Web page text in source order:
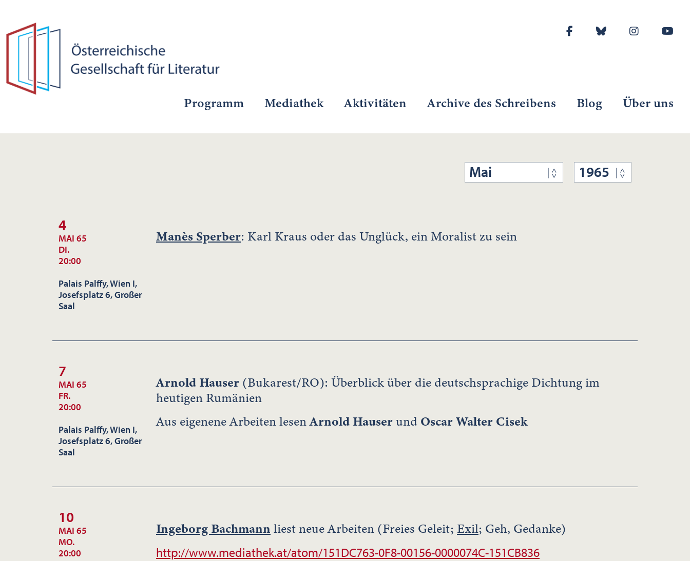
Programm Mediathek Aktivitäten Archive des Schreibens Blog Über uns
Mai 1965
4
MAI 65
DI.
20:00
Palais Palffy, Wien I,
Josefsplatz 6, Großer
Saal
Manès Sperber: Karl Kraus oder das Unglück, ein Moralist zu sein
7
MAI 65
FR.
20:00
Palais Palffy, Wien I,
Josefsplatz 6, Großer
Saal
Arnold Hauser (Bukarest/RO): Überblick über die deutschsprachige Dichtung im
heutigen Rumänien
Aus eigenene Arbeiten lesenArnold Hauserund Oscar Walter Cisek
10
MAI 65
MO.
20:00
Ingeborg Bachmann liest neue Arbeiten (Freies Geleit; Exil; Geh, Gedanke)
http://www.mediathek.at/atom/151DC763-0F8-00156-0000074C-151CB836